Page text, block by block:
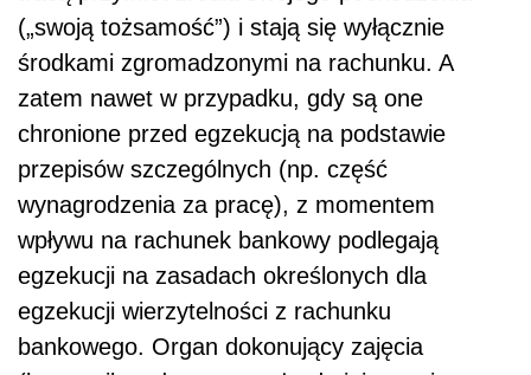
(„swoją tożsamość”) i stają się wyłącznie
środkami zgromadzonymi na rachunku. A
zatem nawet w przypadku, gdy są one
chronione przed egzekucją na podstawie
przepisów szczególnych (np. część
wynagrodzenia za pracę), z momentem
wpływu na rachunek bankowy podlegają
egzekucji na zasadach określonych dla
egzekucji wierzytelności z rachunku
bankowego. Organ dokonujący zajęcia